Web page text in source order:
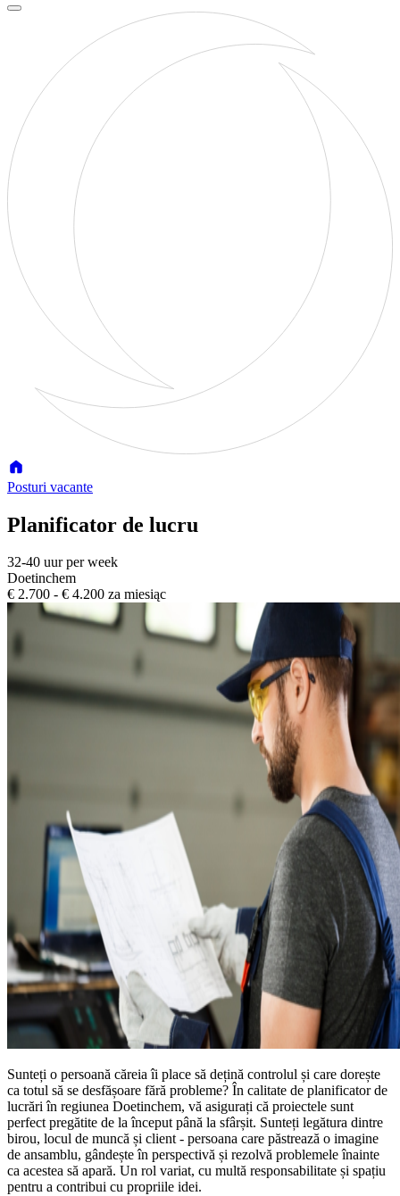
Posturi vacante
Planificator de lucru
32-40 uur per week
Doetinchem
€ 2.700 - € 4.200 za miesiąc
Sunteți o persoană căreia îi place să dețină controlul și care dorește
ca totul să se desfășoare fără probleme? În calitate de planificator de
lucrări în regiunea Doetinchem, vă asigurați că proiectele sunt
perfect pregătite de la început până la sfârșit. Sunteți legătura dintre
birou, locul de muncă și client - persoana care păstrează o imagine
de ansamblu, gândește în perspectivă și rezolvă problemele înainte
ca acestea să apară. Un rol variat, cu multă responsabilitate și spațiu
pentru a contribui cu propriile idei.